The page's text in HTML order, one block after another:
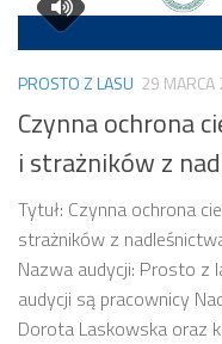
PROSTO Z LASU 29
Czynna ochrona
i strażników z
Tytuł: Czynna ochrona
strażników z
Nazwa audycji: Prosto z
audycji są pracownicy
Dorota Laskowska oraz